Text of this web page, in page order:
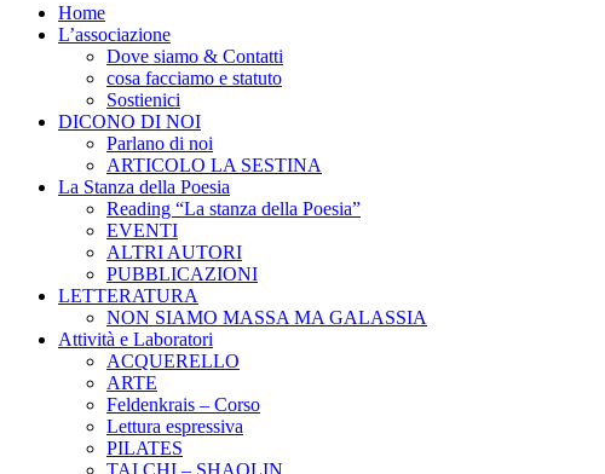
Home
L’associazione
Dove siamo & Contatti
cosa facciamo e statuto
Sostienici
DICONO DI NOI
Parlano di noi
ARTICOLO LA SESTINA
La Stanza della Poesia
Reading “La stanza della Poesia”
EVENTI
ALTRI AUTORI
PUBBLICAZIONI
LETTERATURA
NON SIAMO MASSA MA GALASSIA
Attività e Laboratori
ACQUERELLO
ARTE
Feldenkrais – Corso
Lettura espressiva
PILATES
TAI CHI – SHAOLIN